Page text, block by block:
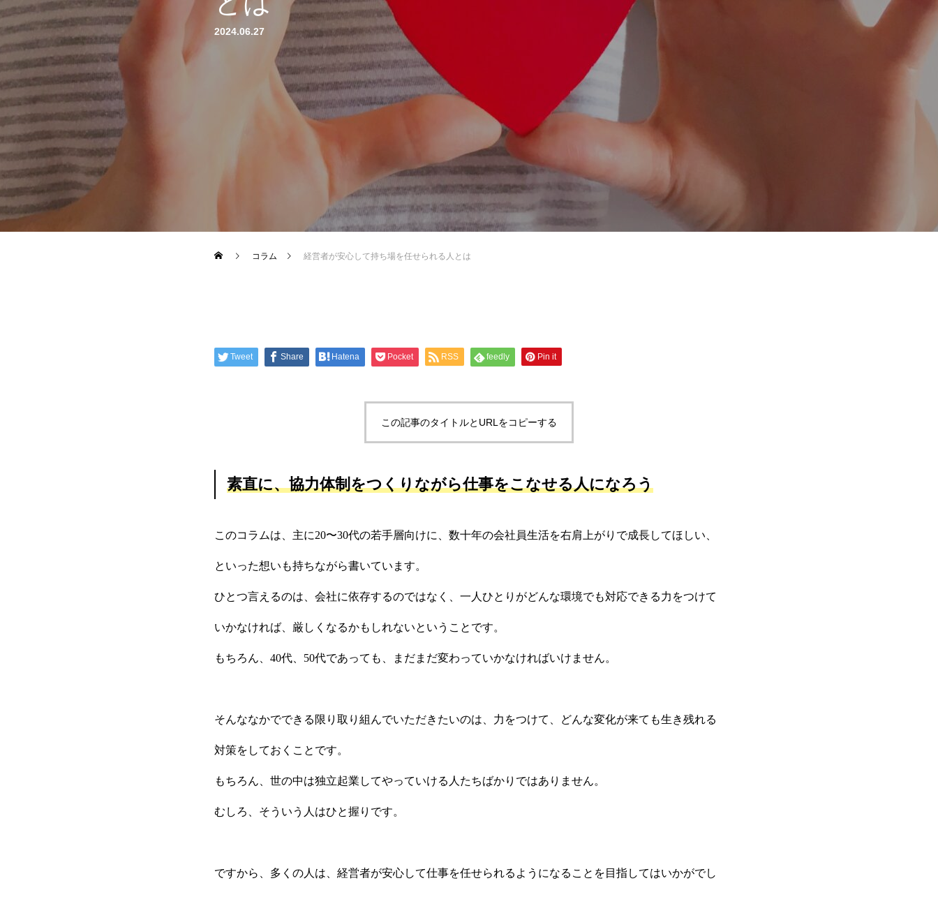
2024.06.27
コラム 経営者が安心して持ち場を任せられる人とは
Tweet Share Hatena Pocket RSS feedly Pin it
この記事のタイトルとURLをコピーする
素直に、協力体制をつくりながら仕事をこなせる人になろう
このコラムは、主に20〜30代の若手層向けに、数十年の会社員生活を右肩上がりで成長してほしい、
といった想いも持ちながら書いています。
ひとつ言えるのは、会社に依存するのではなく、一人ひとりがどんな環境でも対応できる力をつけて
いかなければ、厳しくなるかもしれないということです。
もちろん、40代、50代であっても、まだまだ変わっていかなければいけません。
そんななかでできる限り取り組んでいただきたいのは、力をつけて、どんな変化が来ても生き残れる
対策をしておくことです。
もちろん、世の中は独立起業してやっていける人たちばかりではありません。
むしろ、そういう人はひと握りです。
ですから、多くの人は、経営者が安心して仕事を任せられるようになることを目指してはいかがでし